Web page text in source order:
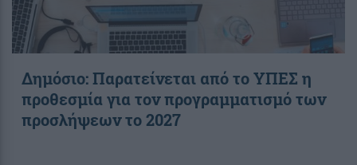
Δημόσιο: Παρατείνεται από το ΥΠΕΣ η
προθεσμία για τον προγραμματισμό των
προσλήψεων το 2027